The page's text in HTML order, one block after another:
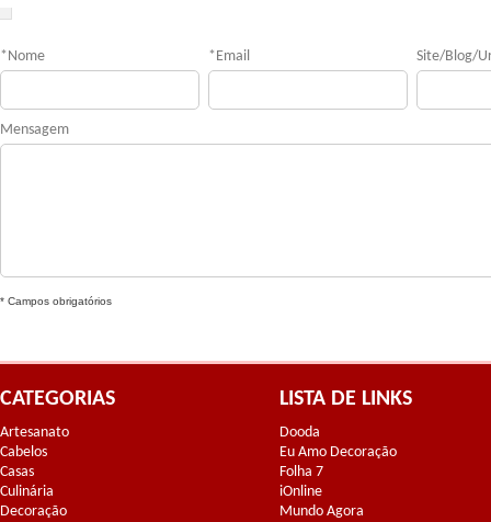
* Nome * Email Site/Blog/
Mensagem
* Campos obrigatórios
CATEGORIAS
Artesanato
Cabelos
Casas
Culinária
Decoração
LISTA DE LINKS
Dooda
Eu Amo Decoração
Folha 7
iOnline
Mundo Agora